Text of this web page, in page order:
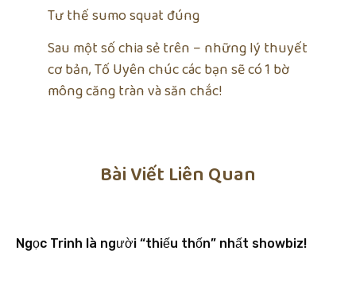
Tư thế sumo squat đúng
Sau một số chia sẻ trên – những lý thuyết
cơ bản, Tố Uyên chúc các bạn sẽ có 1 bờ
mông căng tràn và săn chắc!
Bài Viết Liên Quan
Ngọc Trinh là người “thiếu thốn” nhất showbiz!